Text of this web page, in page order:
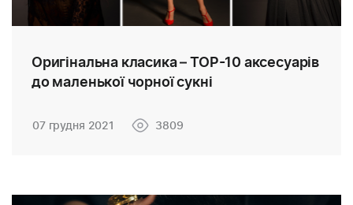
Оригінальна класика – TOP-10 аксесуарів
до маленької чорної сукні
07 грудня 2021 3809